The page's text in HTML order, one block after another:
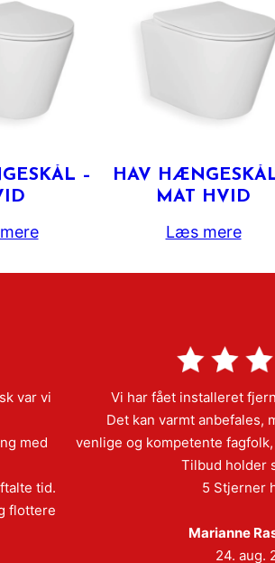
–
HAV
MAT HVID
Læs mere
var vi
med
tid.
flottere
Vi har fået installeret
Det kan varmt anbefales,
venlige og kompetente
Tilbud holder
5 Stjerner
Marianne
24. aug.